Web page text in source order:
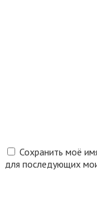
Сохранить моё
для последующих